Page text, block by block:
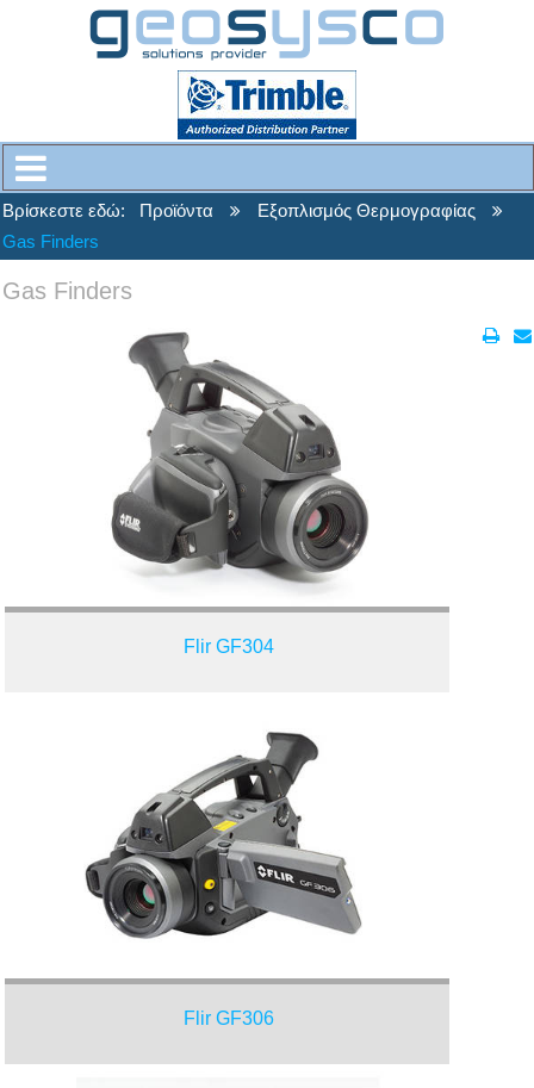
Βρίσκεστε εδώ: Προϊόντα
Εξοπλισμός Θερμογραφίας
Gas Finders
Gas Finders
Flir GF304
Flir GF306